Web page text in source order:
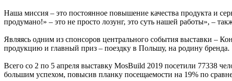
Наша миссия – это постоянное повышение качества продукта и
продумано!» – это не просто лозунг, это суть нашей работы», –
Являясь одним из спонсоров центрального события выставки –
продукцию и главный приз – поездку в Польшу, на родину бренда.
Всего со 2 по 5 апреля выставку MosBuild 2019 посетили 77338
большим успехом, повысив планку посещаемости на 19% по